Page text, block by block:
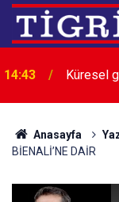
14:43 Küresel
Anasayfa
BİENALİ’NE DAİR